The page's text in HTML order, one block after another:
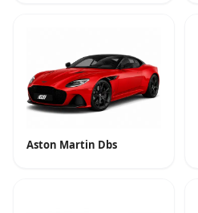
Aston Martin Dbs